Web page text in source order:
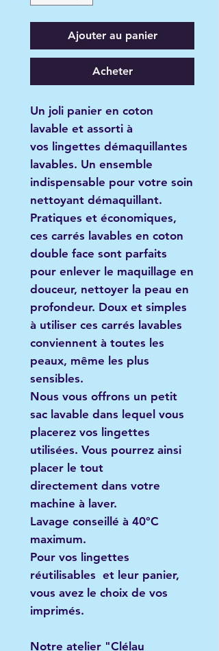
Ajouter au panier
Acheter
Un joli panier en coton
lavable et assorti à
vos lingettes démaquillantes
lavables. Un ensemble
indispensable pour votre soin
nettoyant démaquillant.
Pratiques et économiques,
ces carrés lavables en coton
double face sont parfaits
pour enlever le maquillage en
douceur, nettoyer la peau en
profondeur. Doux et simples
à utiliser ces carrés lavables
conviennent à toutes les
peaux, même les plus
sensibles.
Nous vous offrons un petit
sac lavable dans lequel vous
placerez vos lingettes
utilisées. Vous pourrez ainsi
placer le tout
directement dans votre
machine à laver.
Lavage conseillé à 40°C
maximum.
Pour vos lingettes
réutilisables et leur panier,
vous avez le choix de vos
imprimés.
Notre atelier "Clélau